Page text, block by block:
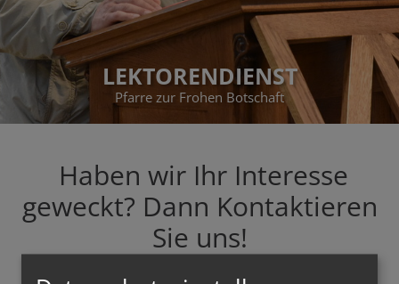
LEKTORENDIENST
Pfarre zur Frohen Botschaft
Haben wir Ihr Interesse
geweckt? Dann Kontaktieren
Sie uns!